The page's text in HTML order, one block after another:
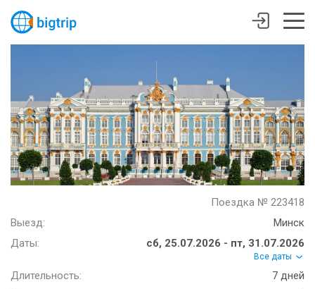
Поездка № 223418
Выезд:
Минск
Даты:
сб, 25.07.2026 - пт, 31.07.2026
Все даты
Длительность:
7 дней